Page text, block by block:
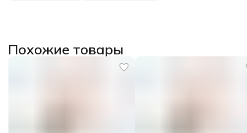
Похожие товары